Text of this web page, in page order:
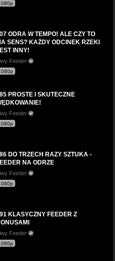
ODRA W TEMPO! ALE CZY TO
SENS? KAŻDY ODCINEK RZEKI
INNY!
Feeder
PROSTE I SKUTECZNE
Feeder
DO TRZECH RAZY SZTUKA -
NA ODRZE
Feeder
KLASYCZNY FEEDER Z
Feeder